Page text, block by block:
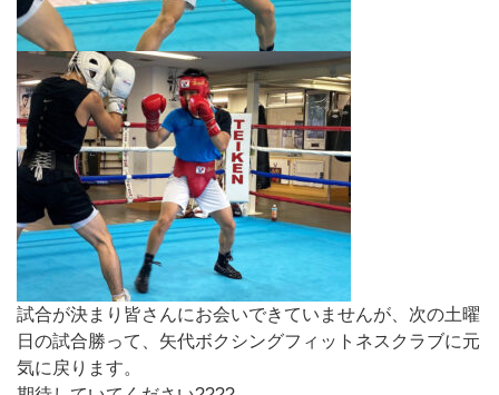
試合が決まり皆さんにお会いできていませんが、次の土曜
日の試合勝って、矢代ボクシングフィットネスクラブに元
気に戻ります。